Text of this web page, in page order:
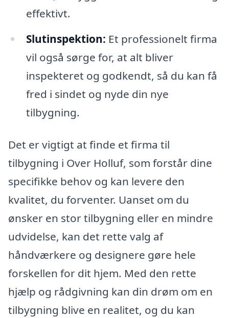
effektivt.
Slutinspektion: Et professionelt firma
vil også sørge for, at alt bliver
inspekteret og godkendt, så du kan få
fred i sindet og nyde din nye
tilbygning.
Det er vigtigt at finde et firma til
tilbygning i Over Holluf, som forstår dine
specifikke behov og kan levere den
kvalitet, du forventer. Uanset om du
ønsker en stor tilbygning eller en mindre
udvidelse, kan det rette valg af
håndværkere og designere gøre hele
forskellen for dit hjem. Med den rette
hjælp og rådgivning kan din drøm om en
tilbygning blive en realitet, og du kan